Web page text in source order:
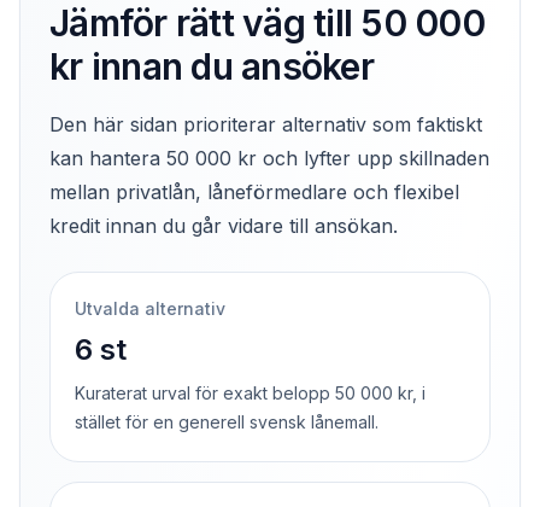
Jämför rätt väg till 50 000
kr innan du ansöker
Den här sidan prioriterar alternativ som faktiskt
kan hantera 50 000 kr och lyfter upp skillnaden
mellan privatlån, låneförmedlare och flexibel
kredit innan du går vidare till ansökan.
Utvalda alternativ
6 st
Kuraterat urval för exakt belopp 50 000 kr, i
stället för en generell svensk lånemall.